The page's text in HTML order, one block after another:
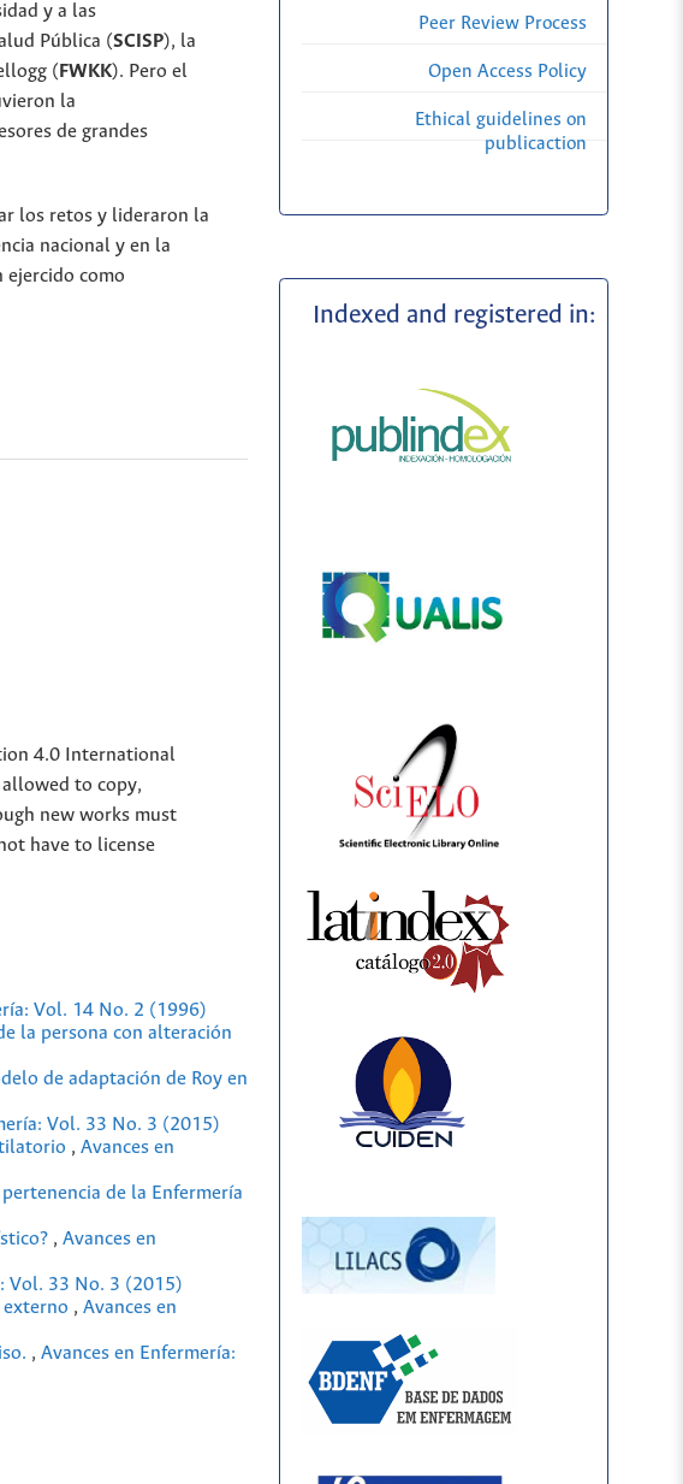
y a las
Pública (SCISP), la
( FWKK). Pero el
la
de grandes
los retos y lideraron la
nacional y en la
ejercido como
4.0 International
to copy,
new works must
have to license
Vol. 14 No. 2 (1996)
la persona con alteración
de adaptación de Roy en
Vol. 33 No. 3 (2015)
, Avances en
de la Enfermería
, Avances en
Vol. 33 No. 3 (2015)
, Avances en
, Avances en Enfermería:
Peer Review Process
Open Access Policy
Ethical guidelines on
publicaction
Indexed and registered in: